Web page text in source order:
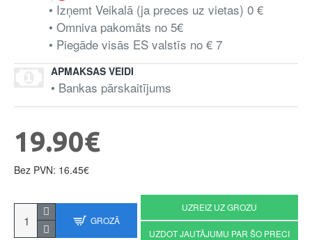
• Izņemt Veikalā (ja preces uz vietas) 0 €
• Omniva pakomāts no 5€
• Piegāde visās ES valstīs no € 7
APMAKSAS VEIDI
• Bankas pārskaitījums
19.90€
Bez PVN: 16.45€
GROZĀ
UZREIZ UZ GROZU
UZDOT JAUTĀJUMU PAR ŠO PRECI